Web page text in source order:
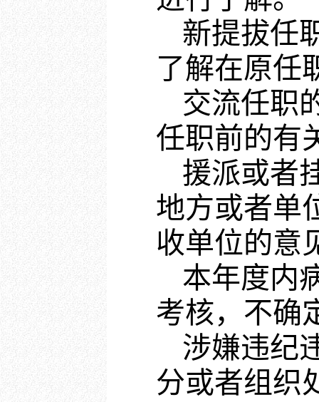
新提拔任
了解在原任
交流任职
任职前的有
援派或者
地方或者单
收单位的意
本年度内
考核，不确
涉嫌违纪
分或者组织